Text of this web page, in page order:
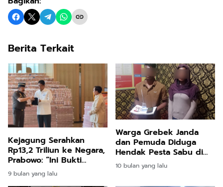
Berita Terkait
Kejagung Serahkan
Rp13,2 Triliun ke Negara,
Prabowo: “Ini Bukti
Hukum Bisa Tegak dan
Uang Rakyat Kembali
9 bulan yang lalu
Warga Grebek Janda
dan Pemuda Diduga
Hendak Pesta Sabu di
Matangkuli
10 bulan yang lalu